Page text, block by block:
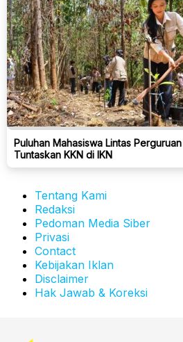
Puluhan Mahasiswa Lintas
Tuntaskan KKN di IKN
Tentang Kami
Redaksi
Pedoman Media Siber
Privasi
Contact
Kebijakan Iklan
Disclaimer
Hak Jawab & Koreksi